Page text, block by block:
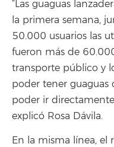
“Las guaguas
la primera semana,
50.000 usuarios las
fueron más de
transporte público y
poder tener guaguas
poder ir
explicó Rosa Dávila.
En la misma línea, el